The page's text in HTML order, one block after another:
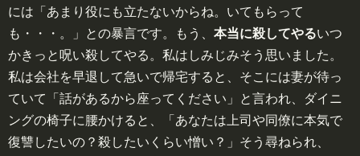
には「あまり役にも立たないからね。いてもらって
も・・・。」との暴言です。もう、 本当に殺してやるいつ
かきっと呪い殺してやる。私はしみじみそう思いました。
私は会社を早退して急いで帰宅すると、そこには妻が待っ
ていて「話があるから座ってください」と言われ、ダイニ
ングの椅子に腰かけると、「あなたは上司や同僚に本気で
復讐したいの？殺したいくらい憎い？」そう尋ねられ、